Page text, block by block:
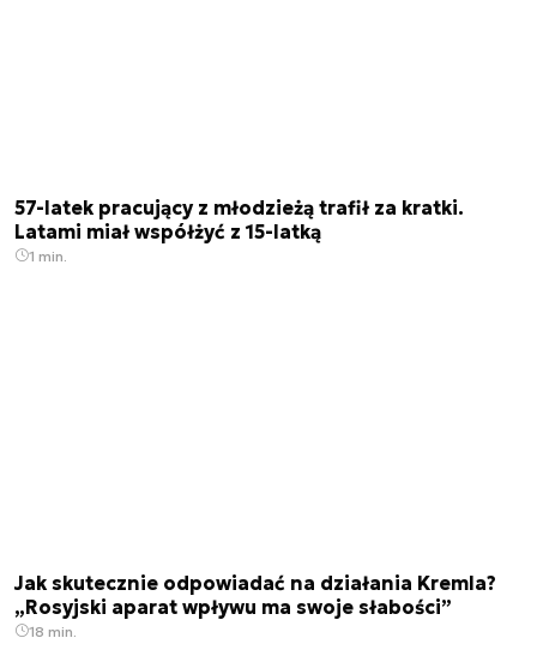
57-latek pracujący z młodzieżą trafił za kratki.
Latami miał współżyć z 15-latką
1 min.
Jak skutecznie odpowiadać na działania Kremla?
„Rosyjski aparat wpływu ma swoje słabości”
18 min.